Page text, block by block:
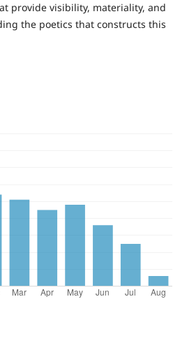
provide visibility, materiality, and
the poetics that constructs this